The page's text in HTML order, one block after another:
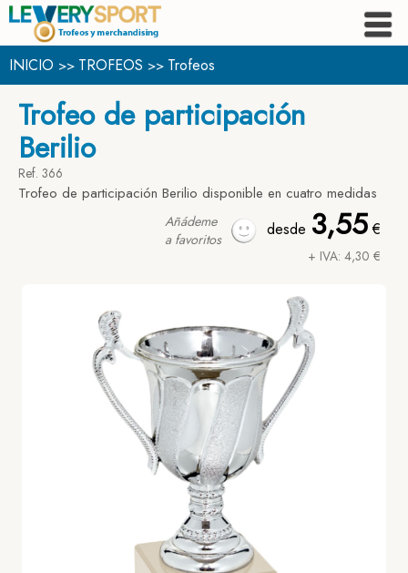
INICIO >> TROFEOS >> Trofeos
Trofeo de participación
Berilio
Ref. 366
Trofeo de participación Berilio disponible en cuatro medidas
desde 3,55€
+ IVA: 4,30 €
Añádeme
a favoritos